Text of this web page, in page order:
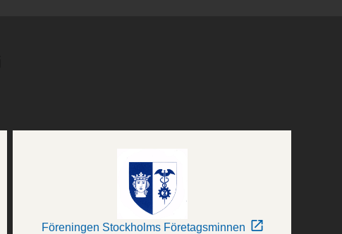
Föreningen Stockholms Företagsminnen